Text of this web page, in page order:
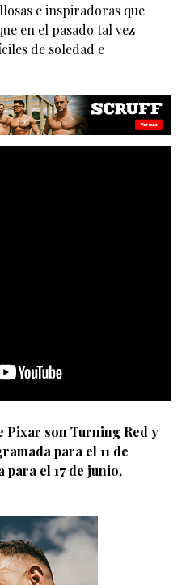
e inspiradoras que
en el pasado tal vez
de soledad e
Pixar son Turning Red y
para el 11 de
para el 17 de junio,